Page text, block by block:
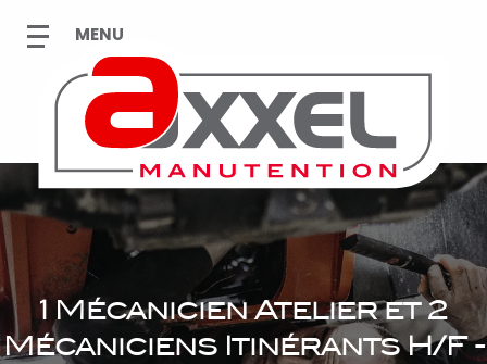
1 Mécanicien Atelier et 2
Mécaniciens Itinérants H/F -